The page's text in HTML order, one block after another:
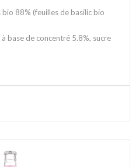
88% (feuilles de basilic bio
base de concentré 5.8%, sucre